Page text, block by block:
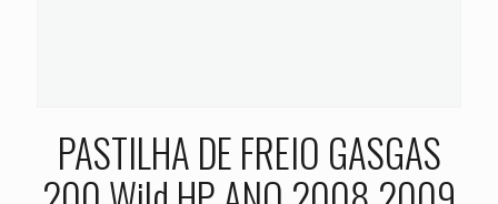
PASTILHA DE FREIO GASGAS